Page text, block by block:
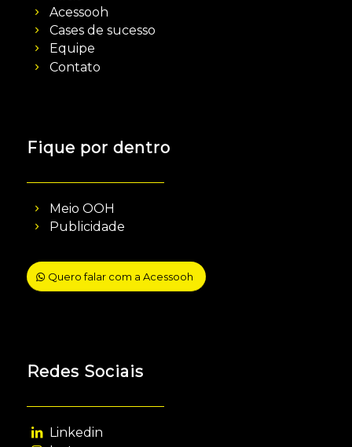
Acessooh
Cases de sucesso
Equipe
Contato
Fique por dentro
Meio OOH
Publicidade
Quero falar com a Acessooh
Redes Sociais
Linkedin